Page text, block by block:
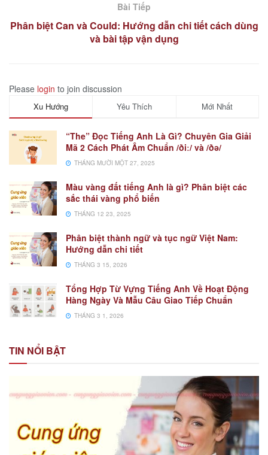
Bài Tiếp
Phân biệt Can và Could: Hướng dẫn chi tiết cách dùng
và bài tập vận dụng
Please login to join discussion
Xu Hướng Yêu Thích Mới Nhất
“The” Đọc Tiếng Anh Là Gì? Chuyên Gia Giải
Mã 2 Cách Phát Âm Chuẩn /ðiː/ và /ðə/
THÁNG MƯỜI MỘT 27, 2025
Màu vàng đất tiếng Anh là gì? Phân biệt các
sắc thái vàng phổ biến
THÁNG 12 23, 2025
Phân biệt thành ngữ và tục ngữ Việt Nam:
Hướng dẫn chi tiết
THÁNG 3 15, 2026
Tổng Hợp Từ Vựng Tiếng Anh Về Hoạt Động
Hàng Ngày Và Mẫu Câu Giao Tiếp Chuẩn
THÁNG 3 1, 2026
TIN NỔI BẬT